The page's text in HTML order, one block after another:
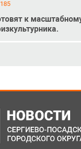
185
к